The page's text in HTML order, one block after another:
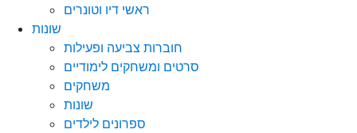
ראשי דיו וטונרים
שונות
חוברות צביעה ופעילות
סרטים ומשחקים לימודיים
משחקים
שונות
ספרונים לילדים